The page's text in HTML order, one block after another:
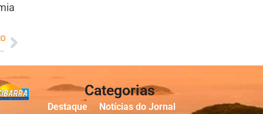
Light realiza hoje, (12/6), megaoperação contra ‘gatos de energia’, com apoio da Polícia Civil, na Zona Norte do Rio
Categorias
Destaque Notícias do Jornal